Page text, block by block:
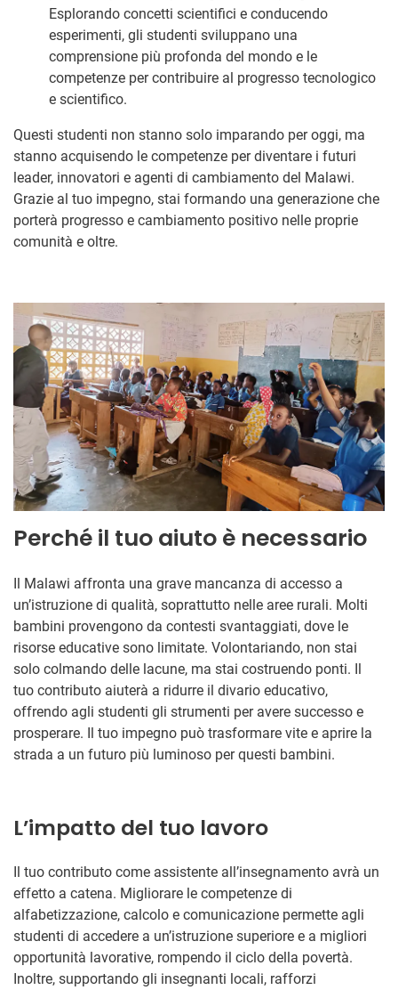
Esplorando concetti scientifici e conducendo
esperimenti, gli studenti sviluppano una
comprensione più profonda del mondo e le
competenze per contribuire al progresso tecnologico
e scientifico.
Questi studenti non stanno solo imparando per oggi, ma
stanno acquisendo le competenze per diventare i futuri
leader, innovatori e agenti di cambiamento del Malawi.
Grazie al tuo impegno, stai formando una generazione che
porterà progresso e cambiamento positivo nelle proprie
comunità e oltre.
Perché il tuo aiuto è necessario
Il Malawi affronta una grave mancanza di accesso a
un’istruzione di qualità, soprattutto nelle aree rurali. Molti
bambini provengono da contesti svantaggiati, dove le
risorse educative sono limitate. Volontariando, non stai
solo colmando delle lacune, ma stai costruendo ponti. Il
tuo contributo aiuterà a ridurre il divario educativo,
offrendo agli studenti gli strumenti per avere successo e
prosperare. Il tuo impegno può trasformare vite e aprire la
strada a un futuro più luminoso per questi bambini.
L’impatto del tuo lavoro
Il tuo contributo come assistente all’insegnamento avrà un
effetto a catena. Migliorare le competenze di
alfabetizzazione, calcolo e comunicazione permette agli
studenti di accedere a un’istruzione superiore e a migliori
opportunità lavorative, rompendo il ciclo della povertà.
Inoltre, supportando gli insegnanti locali, rafforzi